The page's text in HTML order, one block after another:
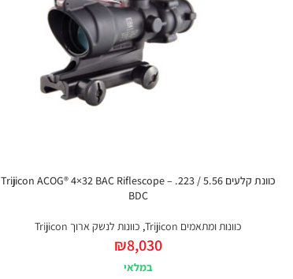
כוונת קלעים Trijicon ACOG® 4×32 BAC Riflescope – .223 / 5.56
BDC
כוונות ומתאמים Trijicon , כוונות לנשק ארוך Trijicon
₪8,030
במלאי